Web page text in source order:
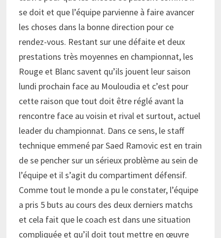
se doit et que l’équipe parvienne à faire avancer
les choses dans la bonne direction pour ce
rendez-vous. Restant sur une défaite et deux
prestations très moyennes en championnat, les
Rouge et Blanc savent qu’ils jouent leur saison
lundi prochain face au Mouloudia et c’est pour
cette raison que tout doit être réglé avant la
rencontre face au voisin et rival et surtout, actuel
leader du championnat. Dans ce sens, le staff
technique emmené par Saed Ramovic est en train
de se pencher sur un sérieux problème au sein de
l’équipe et il s’agit du compartiment défensif.
Comme tout le monde a pu le constater, l’équipe
a pris 5 buts au cours des deux derniers matchs
et cela fait que le coach est dans une situation
compliquée et qu’il doit tout mettre en œuvre